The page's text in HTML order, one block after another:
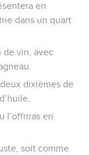
en
dans un quart
de vin, avec
dixièmes de
l’offriras en
soit comme